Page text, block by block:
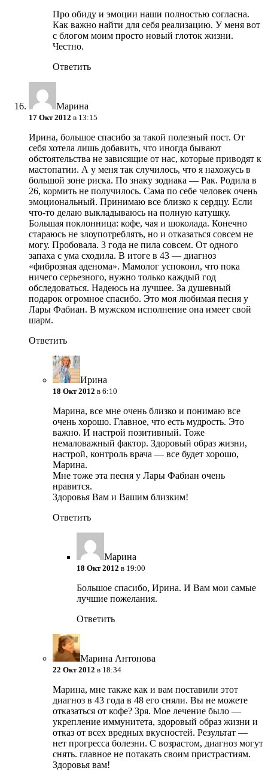
Про обиду и эмоции наши полностью согласна.
Как важно найти для себя реализацию. У меня вот
с блогом моим просто новый глоток жизни.
Честно.
Ответить
Марина
17 Окт 2012 в 13:15
Ирина, большое спасибо за такой полезный пост. От
себя хотела лишь добавить, что иногда бывают
обстоятельства не зависящие от нас, которые приводят к
мастопатии. А у меня так случилось, что я нахожусь в
большой зоне риска. По знаку зодиака — Рак. Родила в
26, кормить не получилось. Сама по себе человек очень
эмоциональный. Принимаю все близко к сердцу. Если
что-то делаю выкладываюсь на полную катушку.
Большая поклонница: кофе, чая и шоколада. Конечно
стараюсь не злоупотреблять, но и отказаться совсем не
могу. Пробовала. 3 года не пила совсем. От одного
запаха с ума сходила. В итоге в 43 — диагноз
«фиброзная аденома». Мамолог успокоил, что пока
ничего серьезного, нужно только каждый год
обследоваться. Надеюсь на лучшее. За душевный
подарок огромное спасибо. Это моя любимая песня у
Лары Фабиан. В мужском исполнение она имеет свой
шарм.
Ответить
Ирина
18 Окт 2012 в 6:10
Марина, все мне очень близко и понимаю все
очень хорошо. Главное, что есть мудрость. Это
важно. И настрой позитивный. Тоже
немаловажный фактор. Здоровый образ жизни,
настрой, контроль врача — все будет хорошо,
Марина.
Мне тоже эта песня у Лары Фабиан очень
нравится.
Здоровья Вам и Вашим близким!
Ответить
Марина
18 Окт 2012 в 19:00
Большое спасибо, Ирина. И Вам мои самые
лучшие пожелания.
Ответить
Марина Антонова
22 Окт 2012 в 18:34
Марина, мне также как и вам поставили этот
диагноз в 43 года в 48 его сняли. Вы не можете
отказаться от кофе? Зря. Мое лечение было —
укрепление иммунитета, здоровый образ жизни и
отказ от всех вредных вкусностей. Результат —
нет прогресса болезни. С возрастом, диагноз могут
снять. главное не потакать своим пристрастиям.
Здоровья вам!